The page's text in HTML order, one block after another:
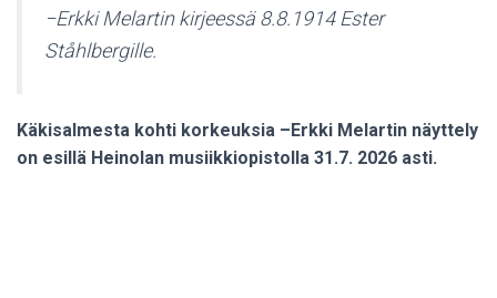
−Erkki Melartin kirjeessä 8.8.1914 Ester
Ståhlbergille.
Käkisalmesta kohti korkeuksia –Erkki Melartin näyttely
on esillä Heinolan musiikkiopistolla 31.7. 2026 asti.